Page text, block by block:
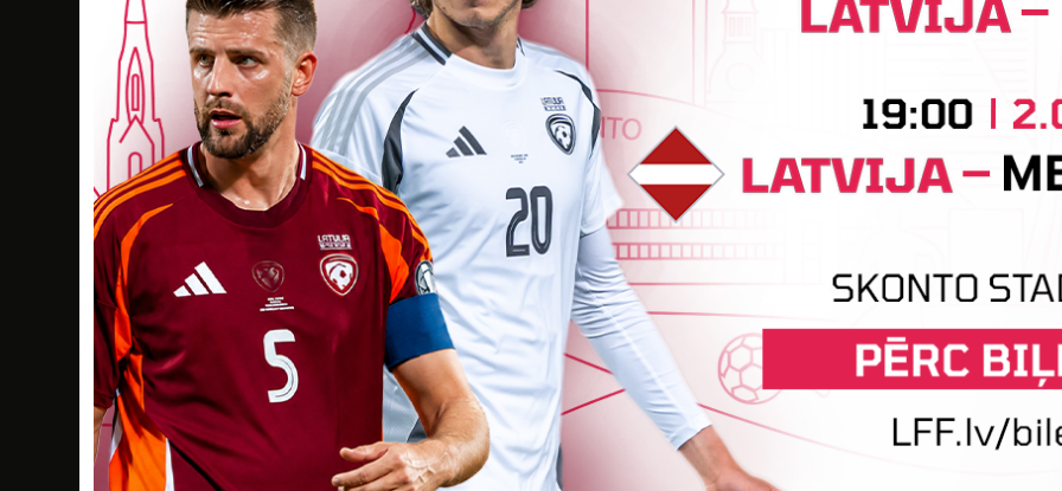
Kristiāns Dudkevičs
Dzimšanas datums: 31.07.2003. Spēlētāja statuss: Amatieris
Ralfs Mārtiņš Gruntmanis
Dzimšanas datums: 12.06.2003. Spēlētāja statuss: Amatieris (FSS)
Niks Iesalnieks
Dzimšanas datums: 01.10.2003. Spēlētāja statuss: (FSS)
Ādams Janišs
Dzimšanas datums: 03.01.2004. Spēlētāja statuss: Amatieris (FSS)
Ņikita Kuzmins
Dzimšanas datums: 19.01.2003. Spēlētāja statuss: Amatieris
Gvido Miezers